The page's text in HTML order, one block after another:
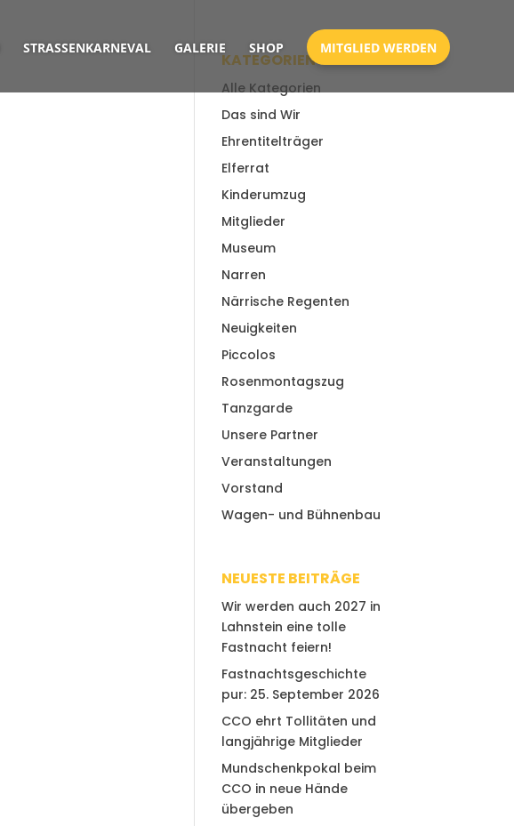
STRASSENKARNEVAL GALERIE SHOP MITGLIED WERDEN
KATEGORIEN
Alle Kategorien
Das sind Wir
Ehrentitelträger
Elferrat
Kinderumzug
Mitglieder
Museum
Narren
Närrische Regenten
Neuigkeiten
Piccolos
Rosenmontagszug
Tanzgarde
Unsere Partner
Veranstaltungen
Vorstand
Wagen- und Bühnenbau
NEUESTE BEITRÄGE
Wir werden auch 2027 in
Lahnstein eine tolle
Fastnacht feiern!
Fastnachtsgeschichte
pur: 25. September 2026
CCO ehrt Tollitäten und
langjährige Mitglieder
Mundschenkpokal beim
CCO in neue Hände
übergeben